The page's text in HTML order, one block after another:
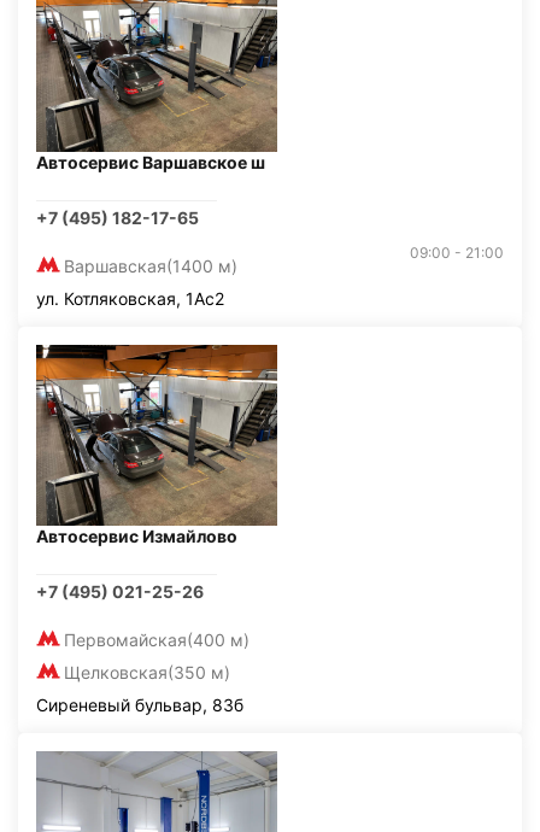
Автосервис Варшавское ш
+7 (495) 182-17-65
Варшавская(1400 м)
09:00 - 21:00
ул. Котляковская, 1Ас2
Автосервис Измайлово
+7 (495) 021-25-26
Первомайская(400 м)
Щелковская(350 м)
Сиреневый бульвар, 83б